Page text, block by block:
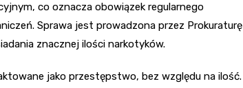
co oznacza obowiązek regularnego
Sprawa jest prowadzona przez Prokuraturę
znacznej ilości narkotyków.
jako przestępstwo, bez względu na ilość.